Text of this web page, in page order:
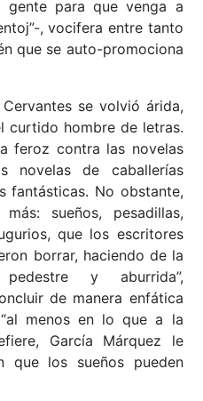
para que venga a
, vocifera entre tanto
que se auto-promociona
se volvió árida,
curtido hombre de letras.
feroz contra las novelas
novelas de caballerías
fantásticas. No obstante,
sueños, pesadillas,
que los escritores
borrar, haciendo de la
y aburrida”,
de manera enfática
menos en lo que a la
García Márquez le
que los sueños pueden